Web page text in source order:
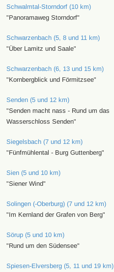
Schwalmtal-Storndorf (10 km)
"Panoramaweg Storndorf"
Schwarzenbach (5, 8 und 11 km)
"Über Lamitz und Saale"
Schwarzenbach (6, 13 und 15 km)
"Kornbergblick und Förmitzsee"
Senden (5 und 12 km)
"Senden macht nass - Rund um das
Wasserschloss Senden"
Siegelsbach (7 und 12 km)
"Fünfmühlental - Burg Guttenberg"
Sien (5 und 10 km)
"Siener Wind"
Solingen (-Oberburg) (7 und 12 km)
"Im Kernland der Grafen von Berg"
Sörup (5 und 10 km)
"Rund um den Südensee"
Spiesen-Elversberg (5, 11 und 19 km)